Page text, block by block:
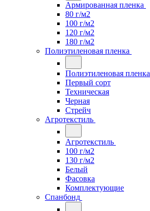
Армированная пленка
80 г/м2
100 г/м2
120 г/м2
180 г/м2
Полиэтиленовая пленка
Полиэтиленовая пленка
Первый сорт
Техническая
Черная
Стрейч
Агротекстиль
Агротекстиль
100 г/м2
130 г/м2
Белый
Фасовка
Комплектующие
Спанбонд